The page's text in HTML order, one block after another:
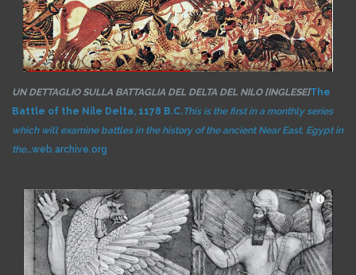
UN DETTAGLIO SULLA BATTAGLIA DEL DELTA DEL NILO [INGLESE]The
Battle of the Nile Delta, 1178 B.C.This is the first in a monthly series
which will examine battles in the history of the ancient Near East. Egypt in
the…web.archive.org